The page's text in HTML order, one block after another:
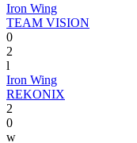
Iron Wing
TEAM VISION
0
2
l
Iron Wing
REKONIX
2
0
w